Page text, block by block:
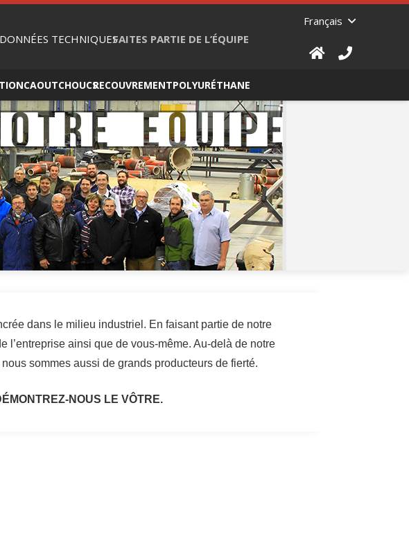
DONNÉES TECHNIQUESFAITES PARTIE DE L’ÉQUIPE
Français
CAOUTCHOUCSRECOUVREMENTPOLYURÉTHANE
dans le milieu industriel. En faisant partie de notre
ainsi que de vous-même. Au-delà de notre
sommes aussi de grands producteurs de fierté.
NOUS LE VÔTRE.